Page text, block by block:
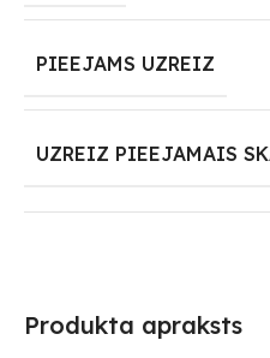
Produkta apraksts
PIEEJAMS UZREIZ
UZREIZ PIEEJAMAIS